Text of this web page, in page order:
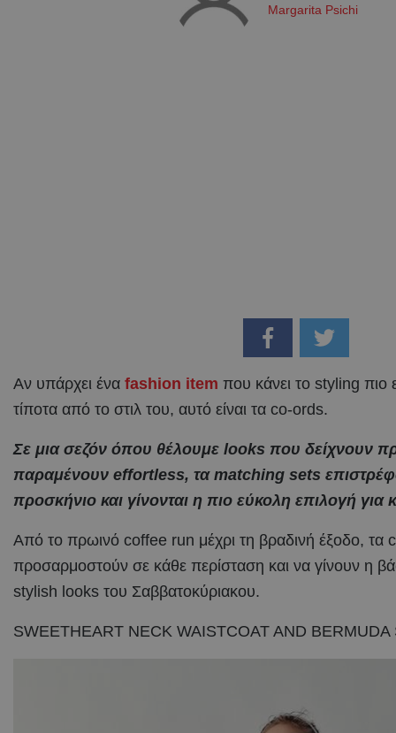
Margarita Psichi
Αν υπάρχει ένα fashion item που κάνει το styling πιο
τίποτα από το στιλ του, αυτό είναι τα co-ords.
Σε μια σεζόν όπου θέλουμε looks που δείχνουν
παραμένουν effortless, τα matching sets
προσκήνιο και γίνονται η πιο εύκολη επιλογή
Από το πρωινό coffee run μέχρι τη βραδινή έξοδο,
προσαρμοστούν σε κάθε περίσταση και να γίνουν η
stylish looks του Σαββατοκύριακου.
SWEETHEART NECK WAISTCOAT AND